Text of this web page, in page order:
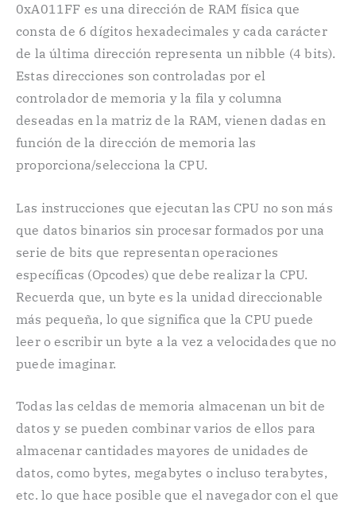
0xA011FF es una dirección de RAM física que
consta de 6 dígitos hexadecimales y cada carácter
de la última dirección representa un nibble (4 bits).
Estas direcciones son controladas por el
controlador de memoria y la fila y columna
deseadas en la matriz de la RAM, vienen dadas en
función de la dirección de memoria las
proporciona/selecciona la CPU.
Las instrucciones que ejecutan las CPU no son más
que datos binarios sin procesar formados por una
serie de bits que representan operaciones
específicas (Opcodes) que debe realizar la CPU.
Recuerda que, un byte es la unidad direccionable
más pequeña, lo que significa que la CPU puede
leer o escribir un byte a la vez a velocidades que no
puede imaginar.
Todas las celdas de memoria almacenan un bit de
datos y se pueden combinar varios de ellos para
almacenar cantidades mayores de unidades de
datos, como bytes, megabytes o incluso terabytes,
etc. lo que hace posible que el navegador con el que